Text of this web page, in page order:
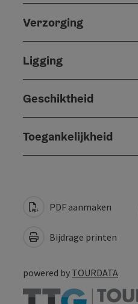
Verzorging
Ligging
Geschiktheid
Toegankelijkheid
PDF aanmaken
Bijdrage printen
powered by TOURDATA